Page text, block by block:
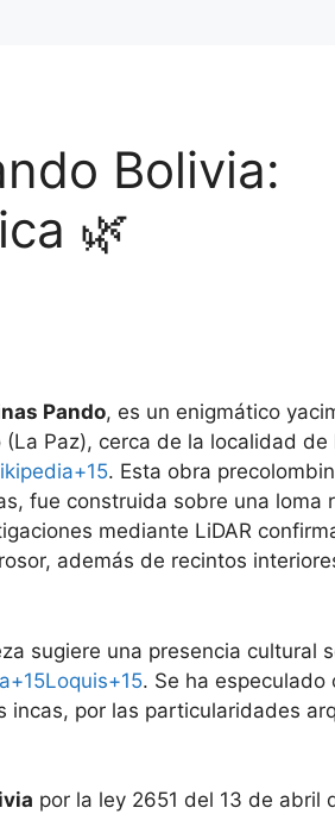
Bolivia:
🌿
Pando, es un enigmático
Paz), cerca de la localidad de
. Esta obra
fue construida sobre una loma
mediante LiDAR
además de recintos
sugiere una presencia cultural
. Se ha especulado
incas, por las particularidades
por la ley 2651 del 13 de abril